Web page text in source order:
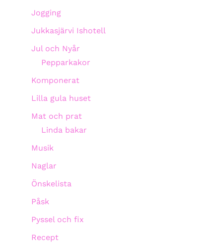
Jogging
Jukkasjärvi Ishotell
Jul och Nyår
Pepparkakor
Komponerat
Lilla gula huset
Mat och prat
Linda bakar
Musik
Naglar
Önskelista
Påsk
Pyssel och fix
Recept